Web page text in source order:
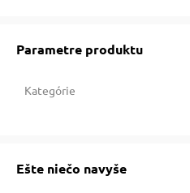
Parametre produktu
Kategórie
Ešte niečo navyše